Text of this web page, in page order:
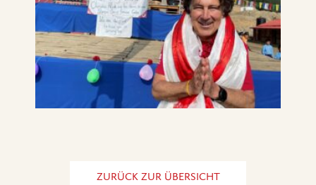
ZURÜCK ZUR ÜBERSICHT